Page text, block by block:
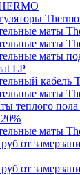
маты
маты
маты
LP
кабель
маты
теплого пола
маты
от
от